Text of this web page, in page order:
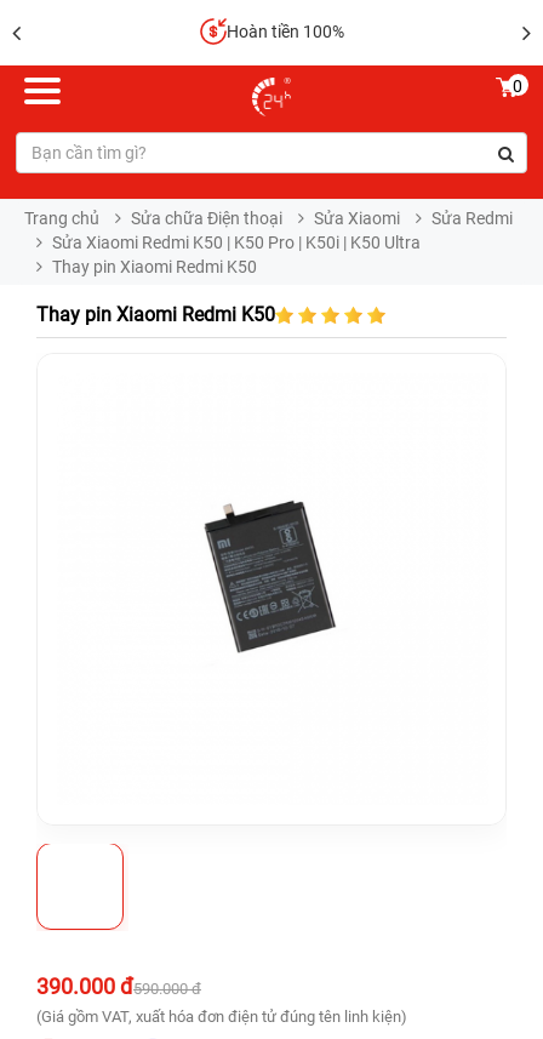
Hoàn tiền 100%
0
Trang chủ Sửa chữa Điện thoại Sửa Xiaomi
Sửa Redmi
Sửa Xiaomi Redmi K50 | K50 Pro | K50i | K50 Ultra
Thay pin Xiaomi Redmi K50
Thay pin Xiaomi Redmi K50
390.000 đ590.000 đ
(Giá gồm VAT, xuất hóa đơn điện tử đúng tên linh kiện)